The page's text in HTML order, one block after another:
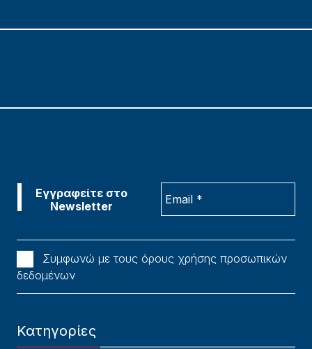
Συμφωνώ με τους όρους χρήσης προσωπικών
δεδομένων
Κατηγορίες